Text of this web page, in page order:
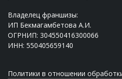
Владелец франшизы:
ИП Бекмагамбетова А.И.
ОГРНИП: 304550416300066
ИНН: 550405659140
Политики в отношении